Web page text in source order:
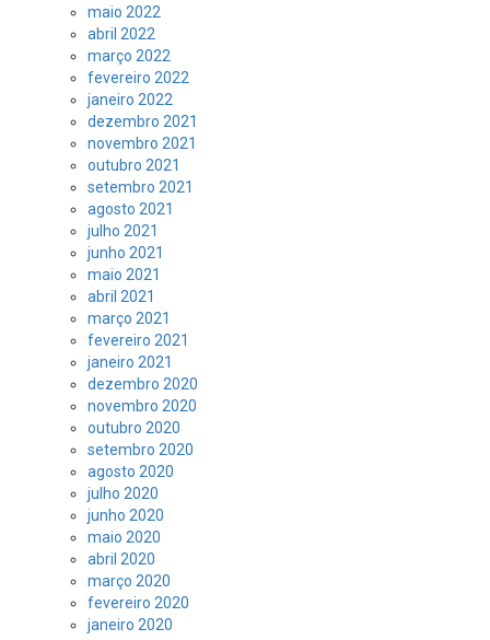
maio 2022
abril 2022
março 2022
fevereiro 2022
janeiro 2022
dezembro 2021
novembro 2021
outubro 2021
setembro 2021
agosto 2021
julho 2021
junho 2021
maio 2021
abril 2021
março 2021
fevereiro 2021
janeiro 2021
dezembro 2020
novembro 2020
outubro 2020
setembro 2020
agosto 2020
julho 2020
junho 2020
maio 2020
abril 2020
março 2020
fevereiro 2020
janeiro 2020